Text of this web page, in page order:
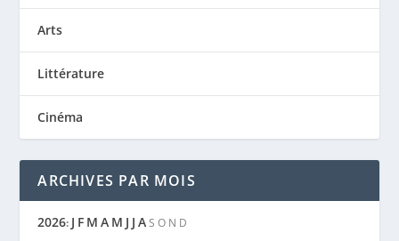
Arts
Littérature
Cinéma
ARCHIVES PAR MOIS
2026: J F M A M J J A S O N D